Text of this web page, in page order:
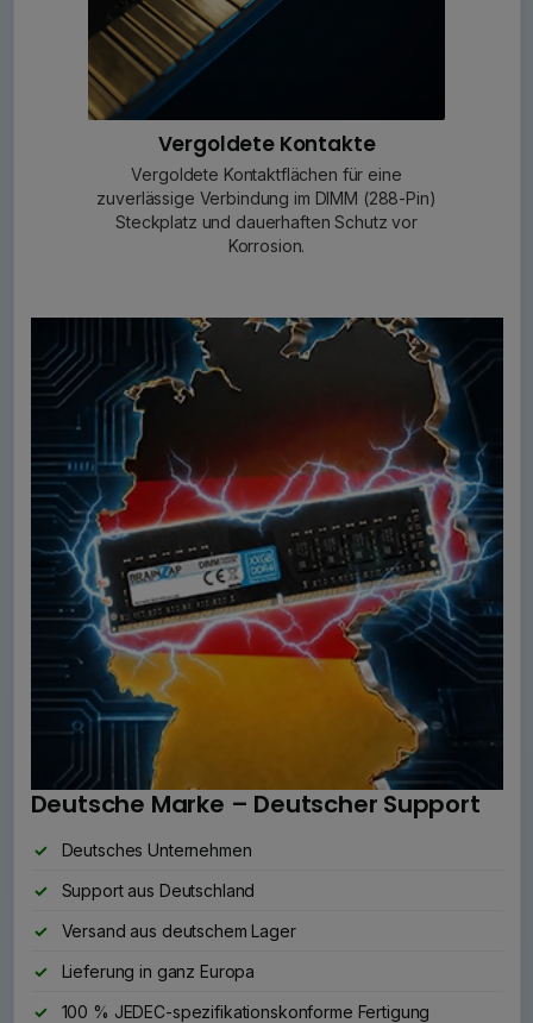
Vergoldete Kontakte
Vergoldete Kontaktflächen für eine
zuverlässige Verbindung im DIMM (288-Pin)
Steckplatz und dauerhaften Schutz vor
Korrosion.
Deutsche Marke – Deutscher Support
Deutsches Unternehmen
Support aus Deutschland
Versand aus deutschem Lager
Lieferung in ganz Europa
100 % JEDEC-spezifikationskonforme Fertigung